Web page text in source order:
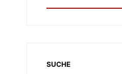
SUCHE